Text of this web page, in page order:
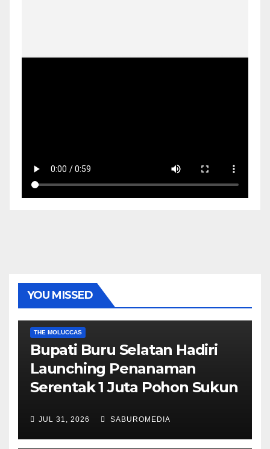
YOU MISSED
THE MOLUCCAS
Bupati Buru Selatan Hadiri
Launching Penanaman
Serentak 1 Juta Pohon Sukun
JUL 31, 2026 SABUROMEDIA
AMBON METRO JURNALISME AKTIVIS
POLITIK & PEMERINTAHAN